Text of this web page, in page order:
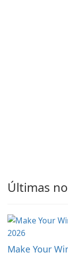
Últimas
Make Your